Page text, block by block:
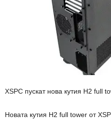
XSPC пускат нова кутия H2 full
Новата кутия H2 full tower от